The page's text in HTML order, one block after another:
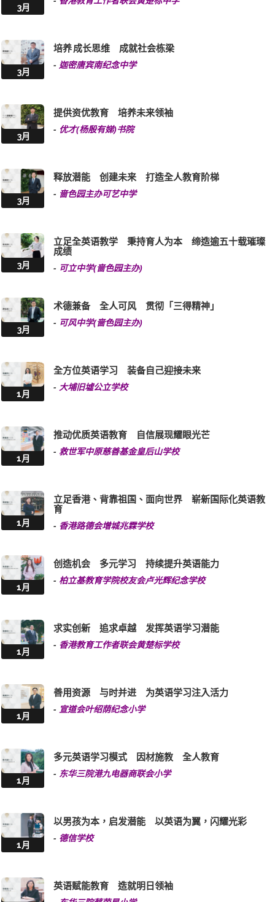
3月
3月
培养 成长思维 成就社会栋梁
- 迦密唐宾南纪念中学
3月
提供资优教育 培养未来领袖
- 优才(杨殷有娣)书院
3月
释放潜能 创建未来 打造全人教育阶梯
- 啬色园主办可艺中学
3月
立足全英语教学 秉持育人为本 缔造逾五十载璀璨
成绩
- 可立中学(啬色园主办)
3月
术德兼备 全人可风 贯彻「三得精神」
- 可风中学(啬色园主办)
1月
全方位英语学习 装备自己迎接未来
- 大埔旧墟公立学校
1月
推动优质英语教育 自信展现耀眼光芒
- 救世军中原慈善基金皇后山学校
1月
立足香港、背靠祖国、面向世界 崭新国际化英语教
育
- 香港路德会增城兆霖学校
1月
创造机会 多元学习 持续提升英语能力
- 柏立基教育学院校友会卢光辉纪念学校
1月
求实创新 追求卓越 发挥英语学习潜能
- 香港教育工作者联会黄楚标学校
1月
善用资源 与时并进 为英语学习注入活力
- 宣道会叶绍荫纪念小学
1月
多元英语学习模式 因材施教 全人教育
- 东华三院港九电器商联会小学
1月
以男孩为本，启发潜能 以英语为翼，闪耀光彩
- 德信学校
英语赋能教育 造就明日领袖